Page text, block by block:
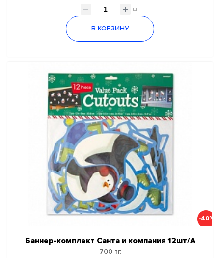
шт
В КОРЗИНУ
-40%
Баннер-комплект Санта и компания 12шт/А
700 тг.